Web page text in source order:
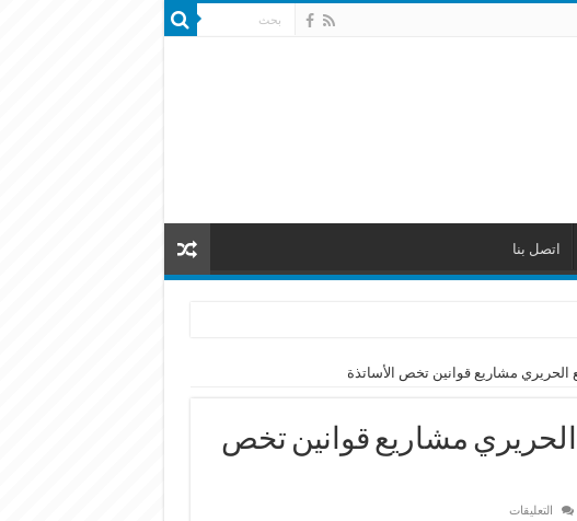
اتصل بنا
الحريري مشاريع قوانين تخص الأساتذة
الحريري مشاريع قوانين تخص
التعليقات